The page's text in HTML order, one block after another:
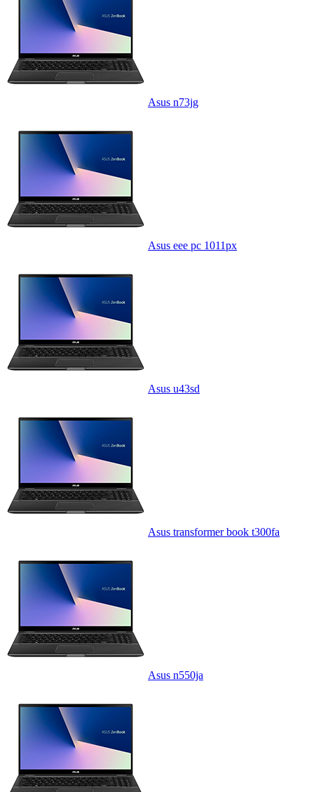
Asus n73jg
Asus eee pc 1011px
Asus u43sd
Asus transformer book t300fa
Asus n550ja